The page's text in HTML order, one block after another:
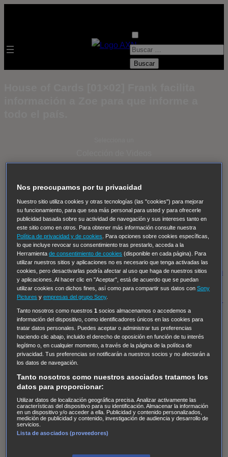
B
adoptivos Operación: Huracán
Despedida Salvaje Despedida Salvaje Nadie Sue
Thomas, el ojo del FBI Pan Am Dawson crece
Insomnia El Guardián The Blacklist Cinco en familia
Hudson & Rex Diez libras y un sueño Mr Loverman
Regreso al futuro III NUEVE CUERPOS Los últimos
caballeros Tormenta infinita Sing Street Cobra Kai
Tom
y Lola High Country Los casos de Susan Ryeland:
Moonflower Murders Twisted Metal
Evolution Terapia de Choque Ricki Los Misterios de
Hailey Dean Without Sin: Libre de Culpa Morbius
NCIS: Nueva Orleans Pandora En fuera de juego
The Shield: Al margen de la ley Duplicated Preacher
The Killing Kind
Chicago Fire Monarch Circuito cerrado Alert: Unidad
de personas desaparecidas
Ladrón de guante blanco Hannibal Daños y Perjuicios
AXN Masters of Sex Three Pines Accused Carter Alice
Nevers Crossing Lines
Nos preocupamos por tu privacidad
Nuestro sitio utiliza cookies y otras tecnologías (las "cookies") para mejorar
su funcionamiento, para que sea más personal para usted y para ofrecerle
publicidad basada sobre su actividad de navegación y sus intereses tanto en
este sitio como en otros. Para obtener más información consulte nuestra
Política de privacidad y de cookies
. Para opciones sobre cookies específicas,
lo que incluye revocar su consentimiento tras prestarlo, acceda a la
Herramientade consentimiento de cookies (disponible en cada página). Para
utilizar nuestros sitios y aplicaciones no es necesario que tenga activadas las
cookies, pero desactivarlas podría afectar al uso que haga de nuestros sitios
y aplicaciones. Al hacer clic en "Aceptar", está de acuerdo que se puedan
utilizar cookies con dichos fines, así como para compartir sus datos conSony
Pictures yempresas del grupo Sony.
Tanto nosotros como nuestros1 socios almacenamos o accedemos a
información del dispositivo, como identificadores únicos en las cookies para
tratar datos personales. Puedes aceptar o administrar tus preferencias
haciendo clic abajo, incluido el derecho de oposición en función de tu interés
legítimo o, en cualquier momento, a través de la página de la política de
privacidad. Tus preferencias se notificarán a nuestros socios y no afectarán a
los datos de navegación.
Tanto nosotros como nuestros asociados tratamos los
datos para proporcionar:
Utilizar datos de localización geográfica precisa. Analizar activamente las
características del dispositivo para su identificación. Almacenar la información
en un dispositivo y/o acceder a ella. Publicidad y contenido personalizados,
medición de publicidad y contenido, investigación de audiencia y desarrollo de
servicios.
Lista de asociados (proveedores)